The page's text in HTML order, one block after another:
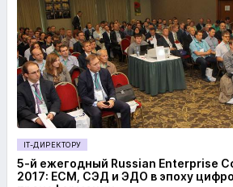
IT-ДИРЕКТОРУ
5-й ежегодный Russian Enterprise
2017: ЕСМ, СЭД и ЭДО в эпоху